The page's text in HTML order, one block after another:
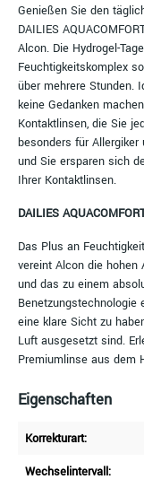
Genießen Sie den
DAILIES
Alcon. Die Hydrogel-
Feuchtigkeitskomplex
über mehrere Stunden.
keine Gedanken
Kontaktlinsen, die Sie
besonders für
und Sie ersparen sich
Ihrer Kontaktlinsen.
DAILIES
Das Plus an
vereint Alcon die hohen
und das zu einem
Benetzungstechnologie
eine klare Sicht zu
Luft ausgesetzt sind.
Premiumlinse aus dem
Eigenschaften
Korrekturart:
Wechselintervall: